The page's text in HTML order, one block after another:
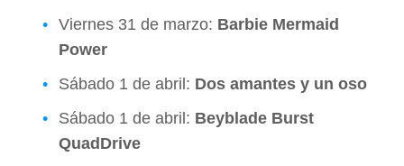
Viernes 31 de marzo: Barbie Mermaid
Power
Sábado 1 de abril: Dos amantes y un oso
Sábado 1 de abril: Beyblade Burst
QuadDrive